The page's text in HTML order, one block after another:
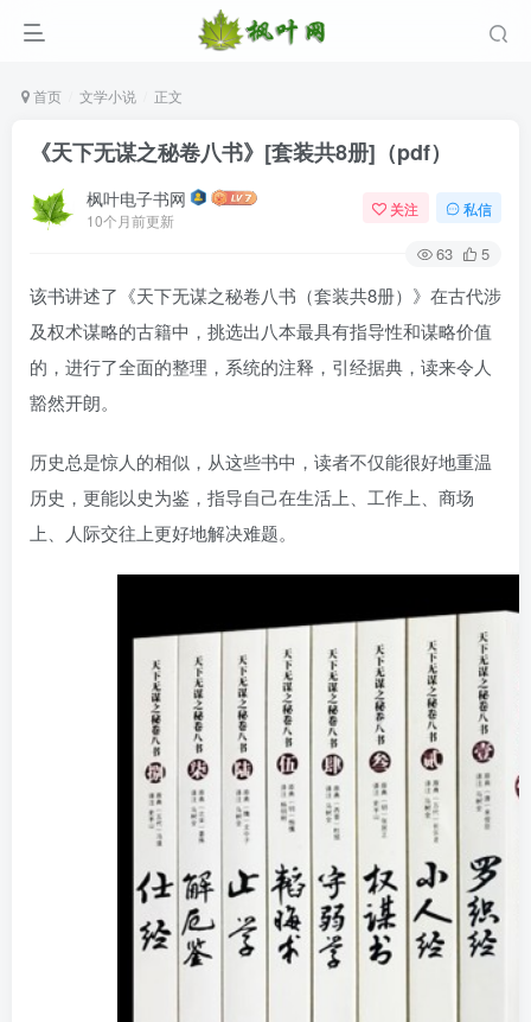
首页 文学小说 正文
《天下无谋之秘卷八书》[套装共8册]（pdf）
枫叶电子书网
10个月前更新
关注 私信
63 5
该书讲述了《天下无谋之秘卷八书（套装共8册）》在古代涉
及权术谋略的古籍中，挑选出八本最具有指导性和谋略价值
的，进行了全面的整理，系统的注释，引经据典，读来令人
豁然开朗。
历史总是惊人的相似，从这些书中，读者不仅能很好地重温
历史，更能以史为鉴，指导自己在生活上、工作上、商场
上、人际交往上更好地解决难题。